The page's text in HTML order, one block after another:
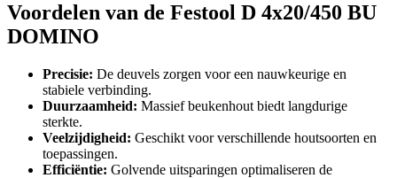
Voordelen van de Festool D 4x20/450 BU
DOMINO
Precisie: De deuvels zorgen voor een nauwkeurige en
stabiele verbinding.
Duurzaamheid: Massief beukenhout biedt langdurige
sterkte.
Veelzijdigheid: Geschikt voor verschillende houtsoorten en
toepassingen.
Efficiëntie: Golvende uitsparingen optimaliseren de